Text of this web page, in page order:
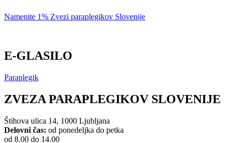
Namenite 1% Zvezi paraplegikov Slovenije
E-GLASILO
Paraplegik
ZVEZA PARAPLEGIKOV SLOVENIJE
Štihova ulica 14, 1000 Ljubljana
Delovni čas: od ponedeljka do petka
od 8.00 do 14.00